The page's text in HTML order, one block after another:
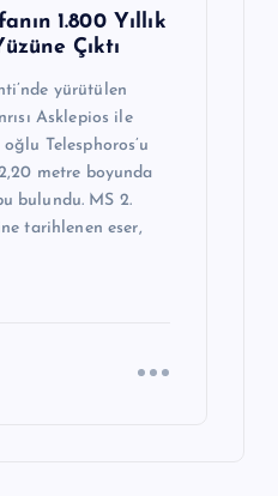
1.800 Yıllık
Çıktı
yürütülen
Asklepios ile
Telesphoros’u
metre boyunda
bulundu. MS 2.
tarihlenen eser,